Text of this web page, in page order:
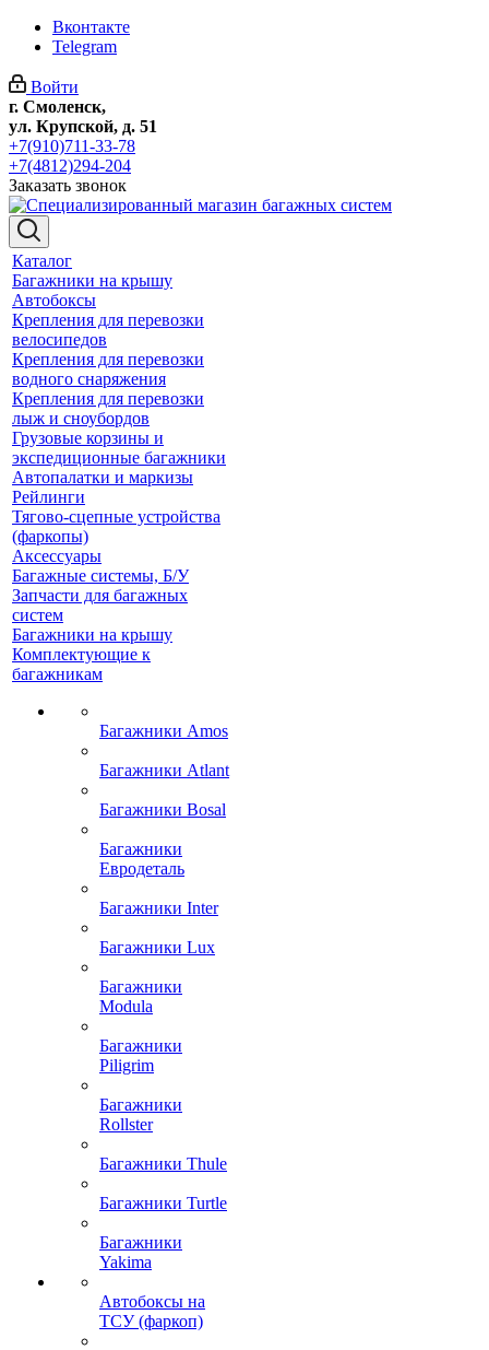
Вконтакте
Telegram
Войти
г. Смоленск,
ул. Крупской, д. 51
+7(910)711-33-78
+7(4812)294-204
Заказать звонок
Каталог
Багажники на крышу
Автобоксы
Крепления для перевозки
велосипедов
Крепления для перевозки
водного снаряжения
Крепления для перевозки
лыж и сноубордов
Грузовые корзины и
экспедиционные багажники
Автопалатки и маркизы
Рейлинги
Тягово-сцепные устройства
(фаркопы)
Аксессуары
Багажные системы, Б/У
Запчасти для багажных
систем
Багажники на крышу
Комплектующие к
багажникам
Багажники Amos
Багажники Atlant
Багажники Bosal
Багажники
Евродеталь
Багажники Inter
Багажники Lux
Багажники
Modula
Багажники
Piligrim
Багажники
Rollster
Багажники Thule
Багажники Turtle
Багажники
Yakima
Автобоксы на
ТСУ (фаркоп)